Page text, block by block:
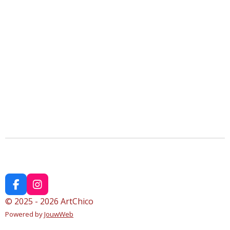
F
a
c
e
I
n
s
t
© 2025 - 2026 ArtChico
Powered byJouwWeb